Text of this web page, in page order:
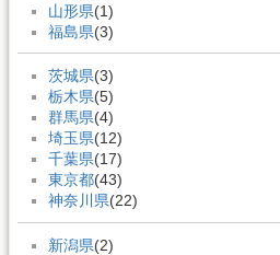
山形県(1)
福島県(3)
茨城県(3)
栃木県(5)
群馬県(4)
埼玉県(12)
千葉県(17)
東京都(43)
神奈川県(22)
新潟県(2)